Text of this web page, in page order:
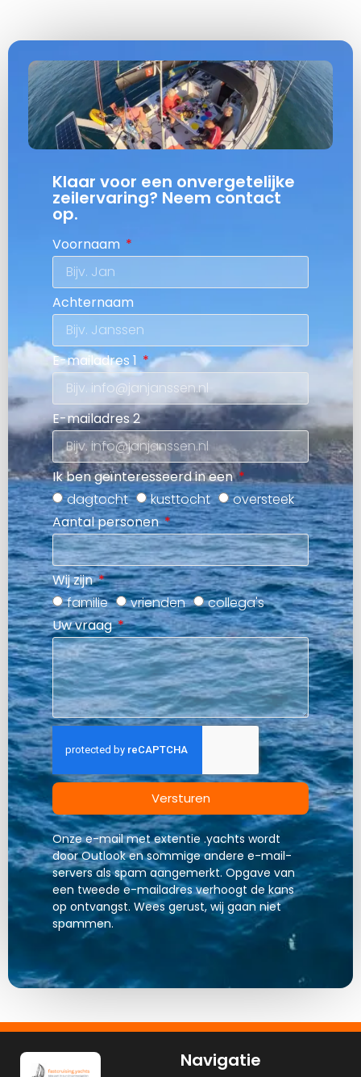
Klaar voor een onvergetelijke
zeilervaring? Neem contact
op.
Voornaam
Achternaam
E-mailadres 1
E-mailadres 2
Ik ben geïnteresseerd in een
dagtocht
kusttocht
oversteek
Aantal personen
Wij zijn
familie
vrienden
collega's
Uw vraag
Versturen
Onze e-mail met extentie .yachts wordt
door Outlook en sommige andere e-mail-
servers als spam aangemerkt. Opgave van
een tweede e-mailadres verhoogt de kans
op ontvangst. Wees gerust, wij gaan niet
spammen.
Navigatie